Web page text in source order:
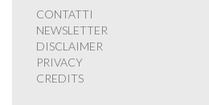
CONTATTI
NEWSLETTER
DISCLAIMER
PRIVACY
CREDITS